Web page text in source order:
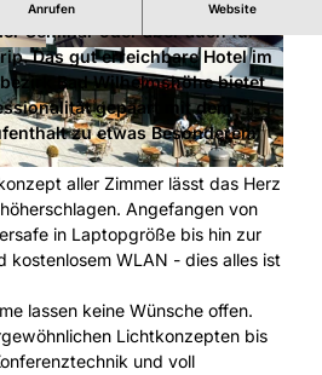
© Schlosshotel Betriebs GmbH |CC-BY
Anrufen Website
ist der ideale Ort für Ihre
Seminar oder aber auch für
Das gut erreichbare Hotel im
Bad Wilhelmshöhe bietet
gepaart mit dem
zu etwas Besonderem
aller Zimmer lässt das Herz
Angefangen von
in Laptopgröße bis hin zur
kostenlosem WLAN - dies alles ist
lassen keine Wünsche offen.
Lichtkonzepten bis
und voll